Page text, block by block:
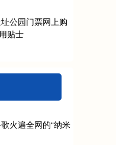
公园门票网上购
贴士
火遍全网的“纳米